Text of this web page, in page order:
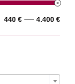
440 € — 4.400 €